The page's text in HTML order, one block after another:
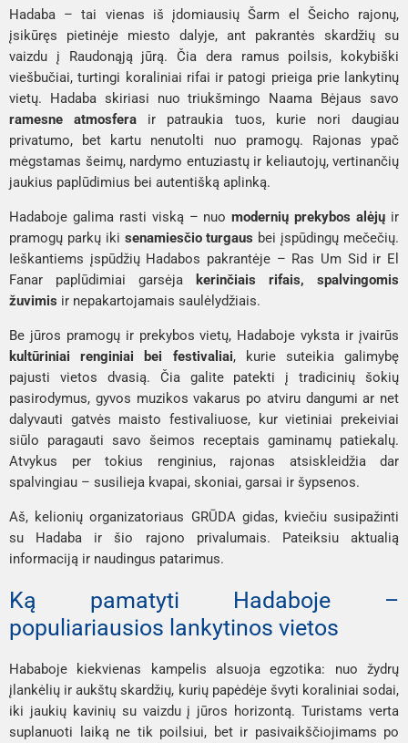
Hadaba – tai vienas iš įdomiausių Šarm el Šeicho rajonų,
įsikūręs pietinėje miesto dalyje, ant pakrantės skardžių su
vaizdu į Raudonąją jūrą. Čia dera ramus poilsis, kokybiški
viešbučiai, turtingi koraliniai rifai ir patogi prieiga prie lankytinų
vietų. Hadaba skiriasi nuo triukšmingo Naama Bėjaus savo
ramesne atmosfera ir patraukia tuos, kurie nori daugiau
privatumo, bet kartu nenutolti nuo pramogų. Rajonas ypač
mėgstamas šeimų, nardymo entuziastų ir keliautojų, vertinančių
jaukius paplūdimius bei autentišką aplinką.
Hadaboje galima rasti viską – nuomodernių prekybos alėjų ir
pramogų parkų iki senamiesčio turgaus bei įspūdingų mečečių.
Ieškantiems įspūdžių Hadabos pakrantėje – Ras Um Sid ir El
Fanar paplūdimiai garsėja
kerinčiais rifais, spalvingomis
žuvimis ir nepakartojamais saulėlydžiais.
Be jūros pramogų ir prekybos vietų, Hadaboje vyksta ir įvairūs
kultūriniai renginiai bei festivaliai, kurie suteikia galimybę
pajusti vietos dvasią. Čia galite patekti į tradicinių šokių
pasirodymus, gyvos muzikos vakarus po atviru dangumi ar net
dalyvauti gatvės maisto festivaliuose, kur vietiniai prekeiviai
siūlo paragauti savo šeimos receptais gaminamų patiekalų.
Atvykus per tokius renginius, rajonas atsiskleidžia dar
spalvingiau – susilieja kvapai, skoniai, garsai ir šypsenos.
Aš, kelionių organizatoriaus GRŪDA gidas, kviečiu susipažinti
su Hadaba ir šio rajono privalumais. Pateiksiu aktualią
informaciją ir naudingus patarimus.
Ką pamatyti Hadaboje –
populiariausios lankytinos vietos
Hababoje kiekvienas kampelis alsuoja egzotika: nuo žydrų
įlankėlių ir aukštų skardžių, kurių papėdėje švyti koraliniai sodai,
iki jaukių kavinių su vaizdu į jūros horizontą. Turistams verta
suplanuoti laiką ne tik poilsiui, bet ir pasivaikščiojimams po